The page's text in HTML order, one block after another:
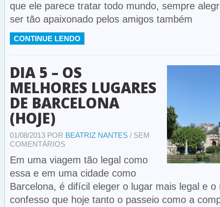
que ele parece tratar todo mundo, sempre
ser tão apaixonado pelos amigos também
CONTINUE LENDO
DIA 5 – OS
MELHORES LUGARES
DE BARCELONA
(HOJE)
01/08/2013 POR BEATRIZ NANTES / SEM
COMENTÁRIOS
Em uma viagem tão legal como
essa e em uma cidade como
Barcelona, é difícil eleger o lugar mais legal e o
confesso que hoje tanto o passeio como a